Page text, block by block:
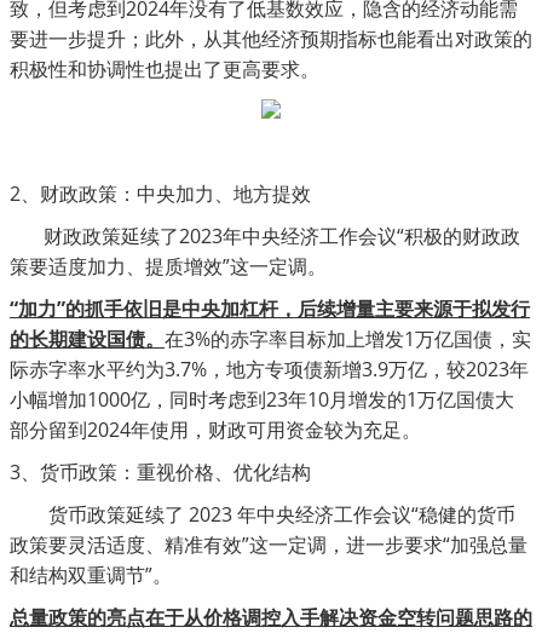
致，但考虑到2024年没有了低基数效应，隐含的经济动能需
要进一步提升；此外，从其他经济预期指标也能看出对政策的
积极性和协调性也提出了更高要求。
2、 财政政策：中央加力、地方提效
财政政策延续了2023年中央经济工作会议“积极的财政政
策要适度加力、提质增效”这一定调。
“加力”的抓手依旧是中央加杠杆，后续增量主要来源于拟发行
的长期建设国债。 在3%的赤字率目标加上增发1万亿国债，实
际赤字率水平约为3.7%，地方专项债新增3.9万亿，较2023年
小幅增加1000亿，同时考虑到23年10月增发的1万亿国债大
部分留到2024年使用，财政可用资金较为充足。
3、 货币政策：重视价格、优化结构
货币政策延续了 2023 年中央经济工作会议“稳健的货币
政策要灵活适度、精准有效”这一定调，进一步要求“加强总量
和结构双重调节”。
总量政策的亮点在于从价格调控入手解决资金空转问题思路的